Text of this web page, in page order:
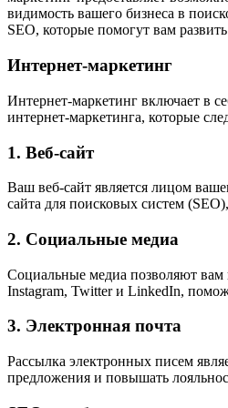
видимость вашего бизнеса в
SEO, которые помогут вам
Интернет-маркетинг
Интернет-маркетинг включает в
интернет-маркетинга, которые
1. Веб-сайт
Ваш веб-сайт является лицом
сайта для поисковых систем
2. Социальные медиа
Социальные медиа позволяют вам
Instagram, Twitter и LinkedIn,
3. Электронная почта
Рассылка электронных писем
предложения и повышать